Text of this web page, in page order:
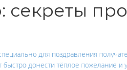
для поздравления
быстро донести тёплое пожелание и